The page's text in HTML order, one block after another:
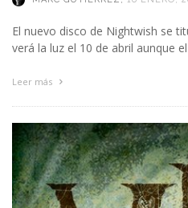
El nuevo disco de Nightwish se
verá la luz el 10 de abril aunque
Leer más